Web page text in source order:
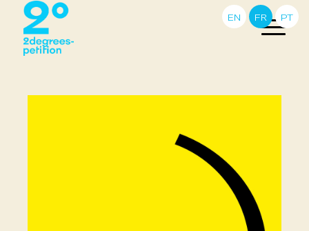
EN FR PT